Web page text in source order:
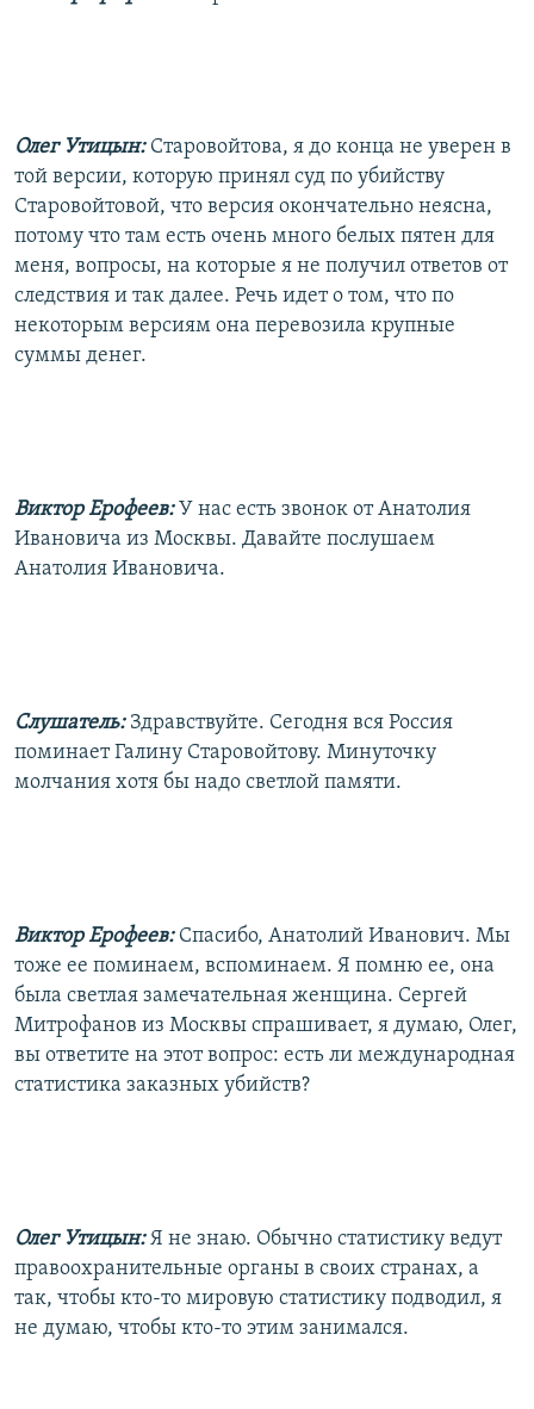
Олег Утицын: Старовойтова, я до конца не уверен в
той версии, которую принял суд по убийству
Старовойтовой, что версия окончательно неясна,
потому что там есть очень много белых пятен для
меня, вопросы, на которые я не получил ответов от
следствия и так далее. Речь идет о том, что по
некоторым версиям она перевозила крупные
суммы денег.
Виктор Ерофеев:У нас есть звонок от Анатолия
Ивановича из Москвы. Давайте послушаем
Анатолия Ивановича.
Слушатель: Здравствуйте. Сегодня вся Россия
поминает Галину Старовойтову. Минуточку
молчания хотя бы надо светлой памяти.
Виктор Ерофеев: Спасибо, Анатолий Иванович. Мы
тоже ее поминаем, вспоминаем. Я помню ее, она
была светлая замечательная женщина. Сергей
Митрофанов из Москвы спрашивает, я думаю, Олег,
вы ответите на этот вопрос: есть ли международная
статистика заказных убийств?
Олег Утицын:Я не знаю. Обычно статистику ведут
правоохранительные органы в своих странах, а
так, чтобы кто-то мировую статистику подводил, я
не думаю, чтобы кто-то этим занимался.